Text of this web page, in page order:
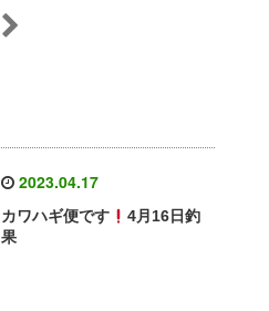
2023.04.17
カワハギ便です
4月16日釣
果